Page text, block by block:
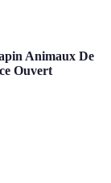
Animaux De
Ouvert